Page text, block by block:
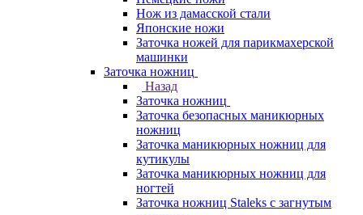
Нож из дамасской стали
Японские ножи
Заточка ножей для парикмахерской
машинки
Заточка ножниц
Назад
Заточка ножниц
Заточка безопасных маникюрных
ножниц
Заточка маникюрных ножниц для
кутикулы
Заточка маникюрных ножниц для
ногтей
Заточка ножниц Staleks с загнутым